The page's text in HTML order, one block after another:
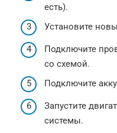
есть).
Установите
Подключите
со схемой.
Подключите
Запустите
системы.